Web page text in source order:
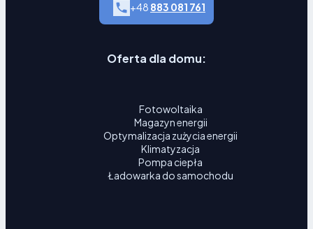
+48 883 081 761
Oferta dla domu:
Fotowoltaika
Magazyn energii
Optymalizacja zużycia energii
Klimatyzacja
Pompa ciepła
Ładowarka do samochodu